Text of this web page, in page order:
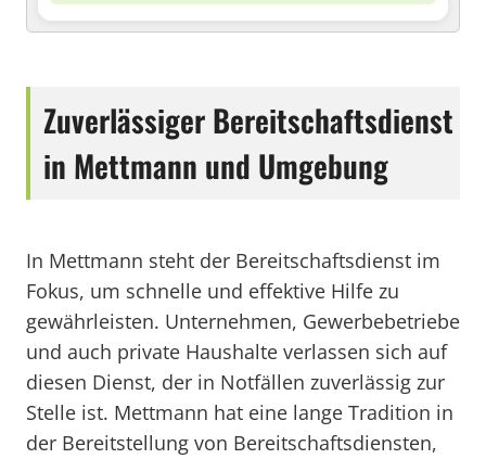
Zuverlässiger Bereitschaftsdienst
in Mettmann und Umgebung
In Mettmann steht der Bereitschaftsdienst im
Fokus, um schnelle und effektive Hilfe zu
gewährleisten. Unternehmen, Gewerbebetriebe
und auch private Haushalte verlassen sich auf
diesen Dienst, der in Notfällen zuverlässig zur
Stelle ist. Mettmann hat eine lange Tradition in
der Bereitstellung von Bereitschaftsdiensten,